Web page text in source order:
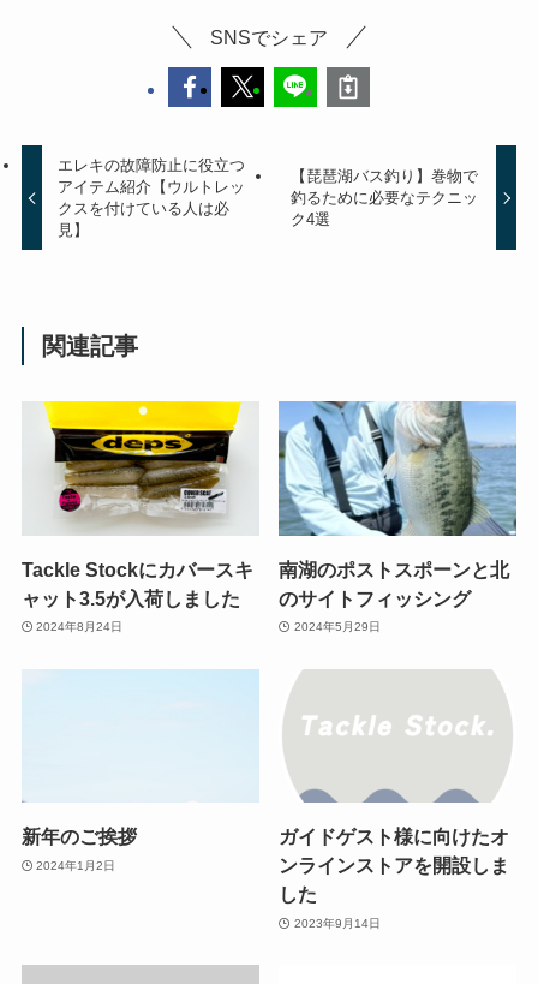
SNSでシェア
エレキの故障防止に役立つ
アイテム紹介【ウルトレッ
クスを付けている人は必
見】
【琵琶湖バス釣り】巻物で
釣るために必要なテクニッ
ク4選
関連記事
Tackle Stockにカバースキ
ャット3.5が入荷しました
2024年8月24日
南湖のポストスポーンと北
のサイトフィッシング
2024年5月29日
新年のご挨拶
2024年1月2日
ガイドゲスト様に向けたオ
ンラインストアを開設しま
した
2023年9月14日